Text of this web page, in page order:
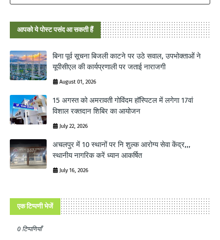
आपको ये पोस्ट पसंद आ सकती हैं
बिना पूर्व सूचना बिजली काटने पर उठे सवाल, उपभोक्ताओं ने
यूपीसीएल की कार्यप्रणाली पर जताई नाराजगी
August 01, 2026
15 अगस्त को अमरावती गोविंदम हॉस्पिटल में लगेगा 17वां
विशाल रक्तदान शिबिर का आयोजन
July 22, 2026
अचलपुर में 10 स्थानों पर नि शुल्क आरोग्य सेवा केंद्र,,,
स्थानीय नागरिक करें ध्यान आकर्षित
July 16, 2026
एक टिप्पणी भेजें
0 टिप्पणियाँ